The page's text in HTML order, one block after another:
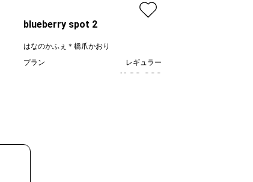
blueberry spot 2
はなのかふぇ＊橋爪かおり
プラン
レギュラー
¥ 30,000